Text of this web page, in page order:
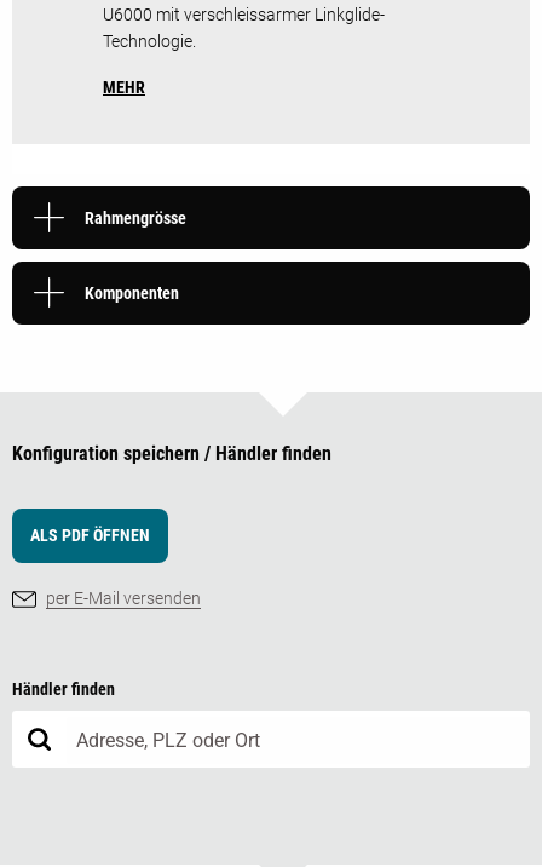
U6000 mit verschleissarmer Linkglide-
Technologie.
MEHR
Rahmengrösse
Komponenten
Konfiguration speichern / Händler finden
ALS PDF ÖFFNEN
per E-Mail versenden
Händler finden